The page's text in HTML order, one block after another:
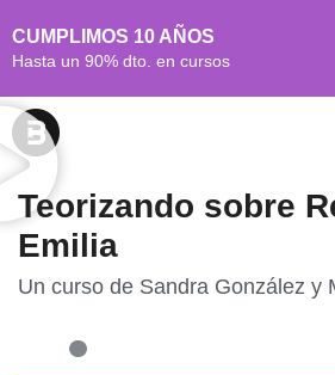
CUMPLIMOS 10 AÑOS
Hasta un 90% dto. en cursos
Teorizando sobre
Emilia
Un curso de Sandra González y